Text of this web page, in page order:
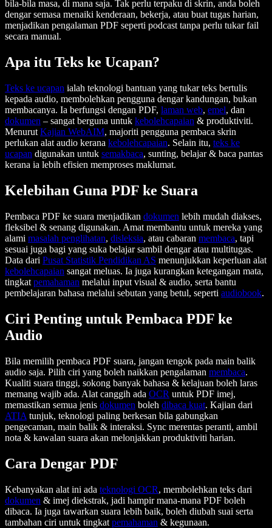
bila-bila masa, di mana saja. Tak perlu terpaku di skrin, anda boleh
dengar semasa menaiki kenderaan, bekerja, atau buat tugas harian,
menjadikan pengalaman PDF seperti podcast tanpa perlu tukar fail
secara manual.
Apa itu Teks ke Ucapan?
Teks ke ucapan ialah teknologi bantuan yang tukar teks bertulis
kepada audio, membolehkan pengguna dengar kandungan, bukan
membacanya. Ia berfungsi dengan PDF, laman web, emel, dan
dokumen – sangat berguna untuk kebolehcapaian & produktiviti.
Menurut Kajian WebAIM, majoriti pengguna pembaca skrin
perlukan alat audio kerana kebolehcapaian. Selain itu, teks ke
ucapan digunakan untuk semakbaca, sunting, belajar & baca pantas
kerana ia lebih efisien memproses maklumat.
Kelebihan Guna PDF ke Suara
Pembaca PDF ke suara menjadikan dokumen lebih mudah diakses,
fleksibel & senang digunakan. Amat membantu untuk mereka yang
alami masalah penglihatan, disleksia, atau cabaran membaca, tapi
sesuai juga bagi yang suka belajar sambil dengar atau multitugas.
Data dari Pusat Statistik Pendidikan AS menunjukkan keperluan alat
kebolehcapaian sangat meluas. Ia juga kurangkan ketegangan mata,
tingkat pemahaman melalui input visual & audio, serta bantu
pembelajaran bahasa melalui sebutan yang betul, seperti audiobook.
Ciri Penting untuk Pembaca PDF ke
Audio
Bila memilih pembaca PDF suara, jangan tengok pada main balik
audio saja. Pilih ciri yang boleh naikkan pengalaman membaca.
Kualiti suara tinggi, sokong banyak bahasa & kelajuan boleh laras
memang wajib ada. Alat canggih ada OCR untuk PDF imej,
memastikan semua jenis dokumen boleh dibaca kuat. Kajian dari
ATIA tunjuk, teknologi paling berkesan bila gabungkan
pengecaman, main balik & interaksi. Sync merentas peranti, ambil
nota & kawalan suara akan melonjakkan produktiviti harian.
Cara Dengar PDF
Kebanyakan alat ini ada teknologi OCR, membolehkan teks dari
dokumen & imej diekstrak, jadi hampir mana-mana PDF boleh
dibaca. Ia juga tawarkan suara lebih baik, boleh diubah suai serta
tambahan ciri untuk tingkat pemahaman & kegunaan.